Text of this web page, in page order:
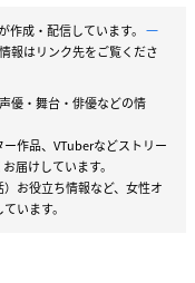
作成・配信しています。 一
報はリンク先をご覧くださ
優・舞台・俳優などの情
作品、VTuberなどストリー
届けしています。
お役立ち情報など、女性オ
います。